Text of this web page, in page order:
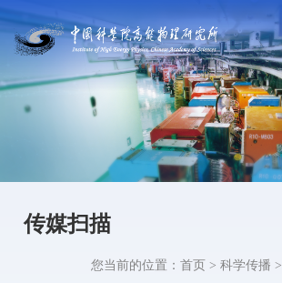
传媒扫描
您当前的位置： 首页 > 科学传播 >